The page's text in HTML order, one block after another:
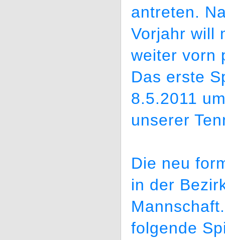
antreten.
Vorjahr will
weiter vorn
Das erste
8.5.2011
unserer
Die neu
in der
folgende